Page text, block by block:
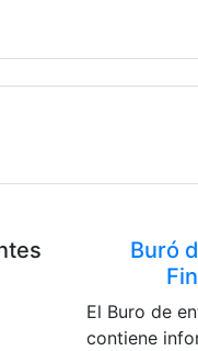
Buró
El Buro de
contiene